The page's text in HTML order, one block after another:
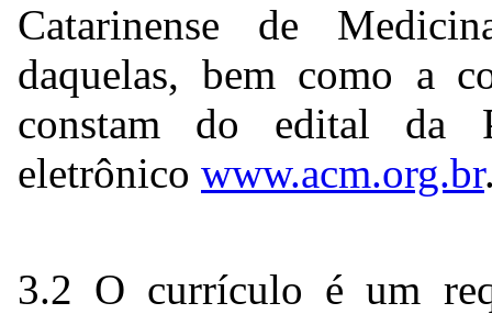
Catarinense de
daquelas, bem como a
constam do edital da
eletrônico www.acm.org.br
3.2 O currículo é um